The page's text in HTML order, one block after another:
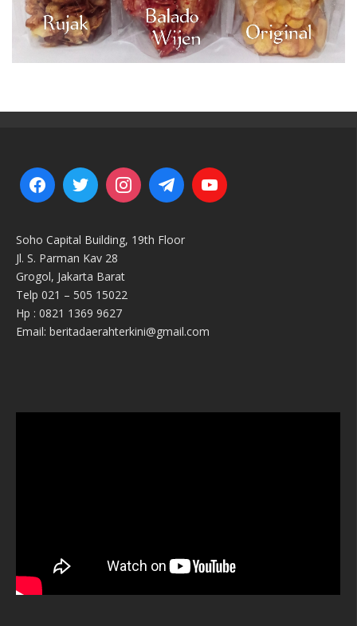
Soho Capital Building, 19th Floor
Jl. S. Parman Kav 28
Grogol, Jakarta Barat
Telp 021 – 505 15022
Hp : 0821 1369 9627
Email: beritadaerahterkini@gmail.com